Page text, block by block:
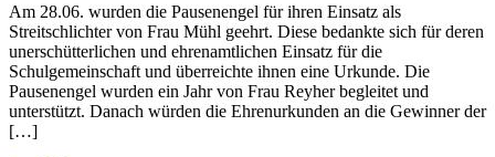
Am 28.06. wurden die Pausenengel für ihren Einsatz als
Streitschlichter von Frau Mühl geehrt. Diese bedankte sich für deren
unerschütterlichen und ehrenamtlichen Einsatz für die
Schulgemeinschaft und überreichte ihnen eine Urkunde. Die
Pausenengel wurden ein Jahr von Frau Reyher begleitet und
unterstützt. Danach würden die Ehrenurkunden an die Gewinner der
[…]